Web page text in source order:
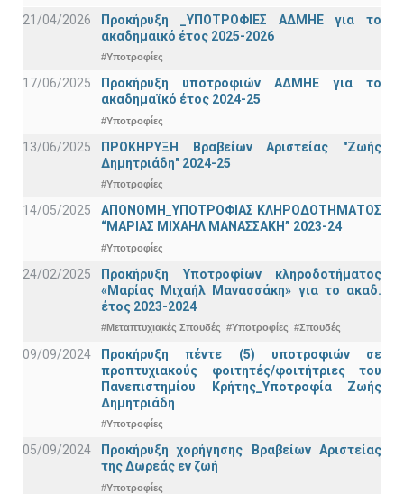
21/04/2026
Προκήρυξη _ΥΠΟΤΡΟΦΙΕΣ ΑΔΜΗΕ για το
ακαδημαικό έτος 2025-2026
#Υποτροφίες
17/06/2025
Προκήρυξη υποτροφιών ΑΔΜΗΕ για το
ακαδημαϊκό έτος 2024-25
#Υποτροφίες
13/06/2025
ΠΡΟΚΗΡΥΞΗ Βραβείων Αριστείας "Ζωής
Δημητριάδη" 2024-25
#Υποτροφίες
14/05/2025
ΑΠΟΝΟΜΗ_ΥΠΟΤΡΟΦΙΑΣ ΚΛΗΡΟΔΟΤΗΜΑΤΟΣ
“ΜΑΡΙΑΣ ΜΙΧΑΗΛ ΜΑΝΑΣΣΑΚΗ” 2023-24
#Υποτροφίες
24/02/2025
Προκήρυξη Υποτροφίων κληροδοτήματος
«Μαρίας Μιχαήλ Μανασσάκη» για το ακαδ.
έτος 2023-2024
#Μεταπτυχιακές Σπουδές #Υποτροφίες #Σπουδές
09/09/2024
Προκήρυξη πέντε (5) υποτροφιών σε
προπτυχιακούς φοιτητές/φοιτήτριες του
Πανεπιστημίου Κρήτης_Υποτροφία Ζωής
Δημητριάδη
#Υποτροφίες
05/09/2024
Προκήρυξη χορήγησης Βραβείων Αριστείας
της Δωρεάς εν ζωή
#Υποτροφίες